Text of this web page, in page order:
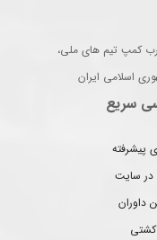
درب کمپ تیم های ملی،
اسلامی ایران
سریع
پیشرفته
در سایت
داوران
کشتی